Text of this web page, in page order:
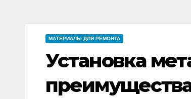
МАТЕРИАЛЫ ДЛЯ РЕМОНТА
Установка